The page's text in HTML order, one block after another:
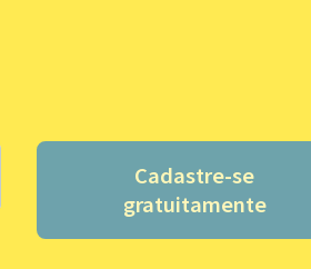
Cadastre-se
gratuitamente